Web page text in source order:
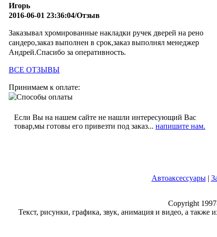
Игорь
2016-06-01 23:36:04/Отзыв
Заказывал хромированные накладки ручек дверей на рено
сандеро,заказ выполнен в срок,заказ выполнял менеджер
Андрей.Спасибо за оперативность.
ВСЕ ОТЗЫВЫ
Принимаем к оплате:
Если Вы на нашем сайте не нашли интересующий Вас
товар,мы готовы его привезти под заказ... напишите нам.
Автоаксессуары|
Copyright
Текст, рисунки, графика, звук, анимация и видео, а также